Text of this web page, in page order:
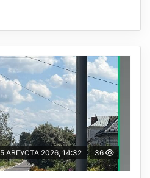
5 АВГУСТА 2026, 14:32 36